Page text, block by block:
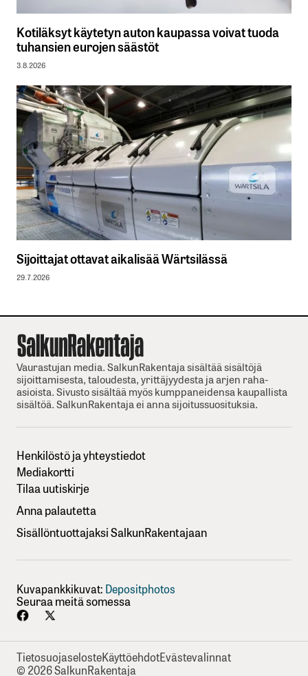
Kotiläksyt käytetyn auton kaupassa voivat tuoda
tuhansien eurojen säästöt
3.8.2026
Sijoittajat ottavat aikalisää Wärtsilässä
29.7.2026
Vaurastujan media. SalkunRakentaja sisältää sisältöjä
sijoittamisesta, taloudesta, yrittäjyydesta ja arjen raha-
asioista. Sivusto sisältää myös kumppaneidensa kaupallista
sisältöä. SalkunRakentaja ei anna sijoitussuosituksia.
Henkilöstö ja yhteystiedot
Mediakortti
Tilaa uutiskirje
Anna palautetta
Sisällöntuottajaksi SalkunRakentajaan
Kuvapankkikuvat: Depositphotos
Seuraa meitä somessa
TietosuojaselosteKäyttöehdotEvästevalinnat
© 2026 SalkunRakentaja